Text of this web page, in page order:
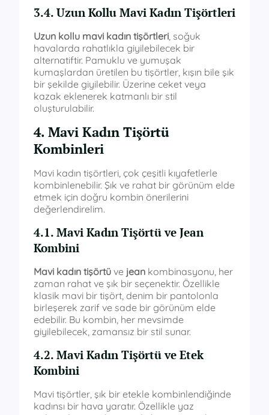
3.4. Uzun Kollu Mavi Kadın Tişörtleri
Uzun kollu mavi kadın tişörtleri , soğuk
havalarda rahatlıkla giyilebilecek bir
alternatiftir. Pamuklu ve yumuşak
kumaşlardan üretilen bu tişörtler, kışın bile şık
bir şekilde giyilebilir. Üzerine ceket veya
kazak eklenerek katmanlı bir stil
oluşturulabilir.
4. Mavi Kadın Tişörtü
Kombinleri
Mavi kadın tişörtleri, çok çeşitli kıyafetlerle
kombinlenebilir. Şık ve rahat bir görünüm elde
etmek için doğru kombin önerilerini
değerlendirelim.
4.1. Mavi Kadın Tişörtü ve Jean
Kombini
Mavi kadın tişörtü ve jean kombinasyonu, her
zaman rahat ve şık bir seçenektir. Özellikle
klasik mavi bir tişört, denim bir pantolonla
birleşerek zarif ve sade bir görünüm elde
edebilir. Bu kombin, her mevsimde
giyilebilecek, zamansız bir stil sunar.
4.2. Mavi Kadın Tişörtü ve Etek
Kombini
Mavi tişörtler, şık bir etekle kombinlendiğinde
kadınsı bir hava yaratır. Özellikle yaz